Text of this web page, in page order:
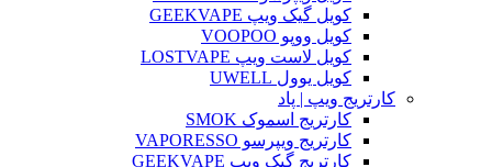
کویل گیک ویپ GEEKVAPE
کویل ووپو VOOPOO
کویل لاست ویپ LOSTVAPE
کویل یوول UWELL
کارتریج ویپ | پاد
کارتریج اسموک SMOK
کارتریج ویپرسو VAPORESSO
کارتریج گیک ویپ GEEKVAPE